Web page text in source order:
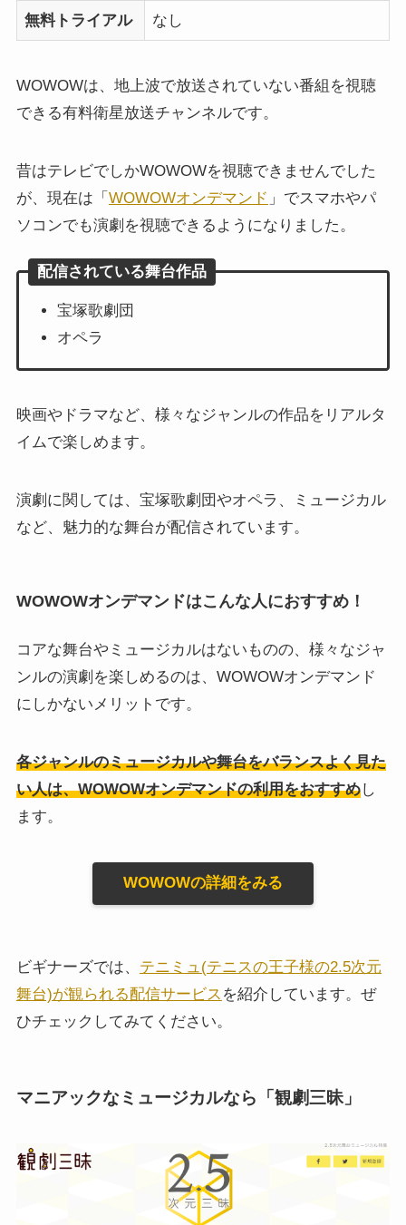
無料トライアル なし
WOWOWは、地上波で放送されていない番組を視聴
できる有料衛星放送チャンネルです。
昔はテレビでしかWOWOWを視聴できませんでした
が、現在は「 WOWOWオンデマンド 」でスマホやパ
ソコンでも演劇を視聴できるようになりました。
配信されている舞台作品
宝塚歌劇団
オペラ
映画やドラマなど、様々なジャンルの作品をリアルタ
イムで楽しめます。
演劇に関しては、宝塚歌劇団やオペラ、ミュージカル
など、魅力的な舞台が配信されています。
WOWOWオンデマンドはこんな人におすすめ！
コアな舞台やミュージカルはないものの、様々なジャ
ンルの演劇を楽しめるのは、WOWOWオンデマンド
にしかないメリットです。
各ジャンルのミュージカルや舞台をバランスよく見た
い人は、WOWOWオンデマンドの利用をおすすめし
ます。
WOWOWの詳細をみる
ビギナーズでは、 テニミュ(テニスの王子様の2.5次元
舞台)が観られる配信サービス を紹介しています。ぜ
ひチェックしてみてください。
マニアックなミュージカルなら「観劇三昧」